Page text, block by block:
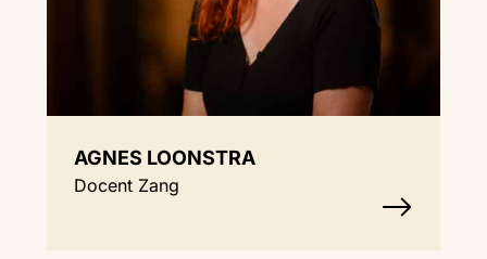
AGNES LOONSTRA
Docent Zang